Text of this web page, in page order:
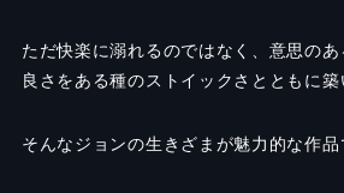
ただ快楽に溺れるのではなく、意思の
良さをある種のストイックさとともに築
そんなジョンの生きざまが魅力的な作品